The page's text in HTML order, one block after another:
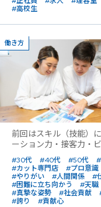
#高校生
働き方
前回はスキル（技能）
ーション力・接客力・
#30代 #40代 #50代
#カット専門店
#プロ意識
#やりがい
#人間関係 #
#困難に立ち向かう
#天職
#真摯な姿勢
#社会貢献
#誇り
#貢献心